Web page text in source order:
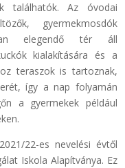
találhatók. Az óvodai
gyermekmosdók
elegendő tér áll
kialakítására és a
teraszok is tartoznak,
így a nap folyamán
a gyermekek például
22-es nevelési évtől
Iskola Alapítványa. Ez